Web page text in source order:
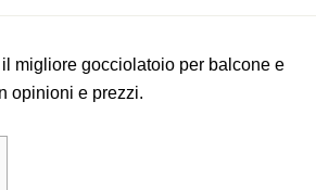
migliore gocciolatoio per balcone e
opinioni e prezzi.